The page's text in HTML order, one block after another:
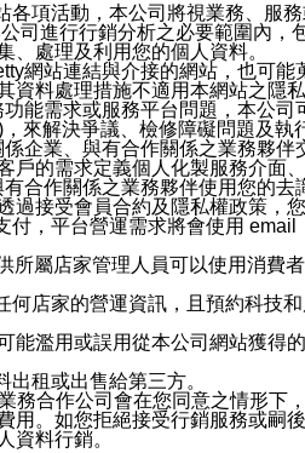
項活動，本公司將視業務、服
司進行行銷分析之必要範圍內
處理及利用您的個人資料。
網站連結與介接的網站，也可
料處理措施不適用本網站之隱
能需求或服務平台問題，本公
來解決爭議、檢修障礙問題及
企業、與有合作關係之業務夥
的需求定義個人化製服務介面
合作關係之業務夥伴使用您的
接受會員合約及隱私權政策，
，平台營運需求將會使用
屬店家管理人員可以使用消費
店家的營運資訊，且預約科
濫用或誤用從本公司網站獲
租或出售給第三方。
合作公司會在您同意之情形
用。如您拒絕接受行銷服務或
資料行銷。